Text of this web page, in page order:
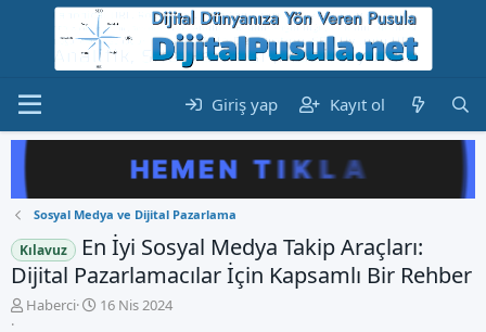
Giriş yap Kayıt ol
Sosyal Medya ve Dijital Pazarlama
Kılavuz
En İyi Sosyal Medya Takip Araçları:
Dijital Pazarlamacılar İçin Kapsamlı Bir Rehber
K
Haberci
B16 Nis 2024